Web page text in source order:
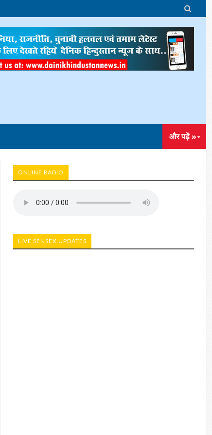

और पढ़ें »
ONLINE RADIO
LIVE SENSEX UPDATES